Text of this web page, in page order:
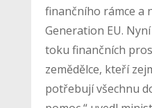
finančního rámce a
Generation EU.
toku finančních
zemědělce, kteří
potřebují všechnu